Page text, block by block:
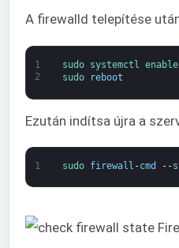
A firewalld telepítése
1
2
sudo systemctl enable
sudo
reboot
Ezután indítsa újra a
1 sudo firewall -cmd --